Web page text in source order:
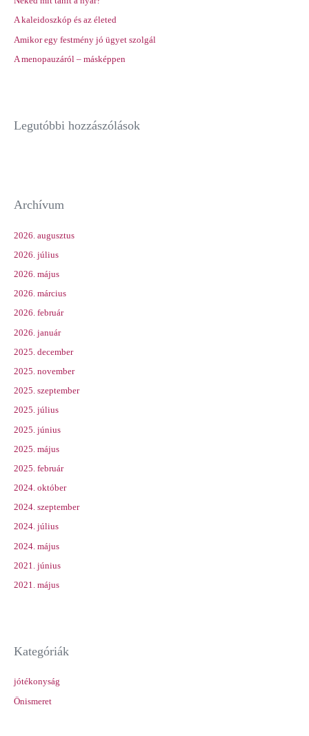
o
r
:
A kaleidoszkóp és az életed
Amikor egy festmény jó ügyet szolgál
A menopauzáról – másképpen
Legutóbbi hozzászólások
Archívum
2026. augusztus
2026. július
2026. május
2026. március
2026. február
2026. január
2025. december
2025. november
2025. szeptember
2025. július
2025. június
2025. május
2025. február
2024. október
2024. szeptember
2024. július
2024. május
2021. június
2021. május
Kategóriák
jótékonyság
Önismeret